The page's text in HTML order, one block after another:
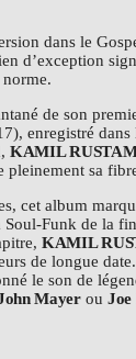
dans le
d’exception
de son
enregistré dans
KAMIL
pleinement sa
cet album
Funk de la
KAMIL
de longue
le son de
Mayerou Joe